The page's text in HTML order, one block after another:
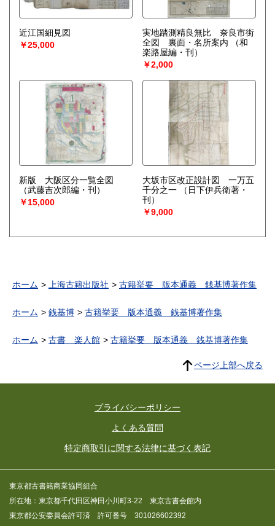
近江国細見図
￥25,000
実地踏測精良無比 奈良市街
全図 裏面・名所案内
（和
楽路屋編・刊）
￥2,000
新版 大阪区分一覧全図
（武藤吉次郎編・刊）
￥15,000
大坂市区改正設計図 一万五
千分之一
（日下伊兵衛著・
刊）
￥9,000
ホーム 上海古籍出版社 古籍挙要 版本通義 銭基博著作集
ホーム 銭基博 古籍挙要 版本通義 銭基博著作集
ホーム 古書 楽人館 古籍挙要 版本通義 銭基博著作集
ページ上部へ戻る
プライバシーポリシー
よくある質問
特定商取引に関する法律に基づく表記
東京都古書籍商業協同組合
所在地：東京都千代田区神田小川町3-22 東京古書会館内
東京都公安委員会許可済 許可番号 301026602392